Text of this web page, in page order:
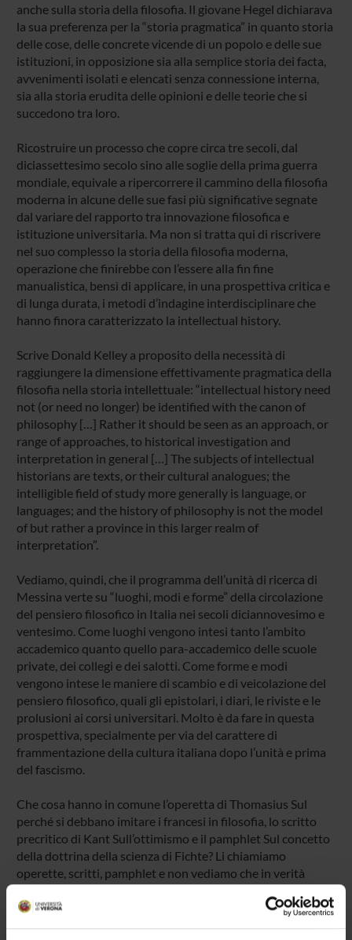
anche sulla storia della filosofia. Il giovane Hegel dichiarava
la sua preferenza per la “storia pragmatica” in quanto storia
delle cose, delle concrete vicende di un popolo e delle sue
istituzioni, in opposizione sia alla semplice storia dei facta,
avvenimenti isolati e elencati senza connessione interna,
sia alla storia erudita delle opinioni e delle teorie che si
succedono tra loro.
Ricostruire un processo che copre circa tre secoli, dal
diciassettesimo secolo sino alle soglie della prima guerra
mondiale, equivale a ripercorrere il cammino della filosofia
moderna in alcune delle sue fasi più significative segnate
dal variare del rapporto tra innovazione filosofica e
istituzione universitaria. Ma non si tratta qui di riscrivere
nel suo complesso la storia della filosofia moderna,
operazione che finirebbe con l’essere alla fin fine
manualistica, bensì di applicare, in una prospettiva critica e
di lunga durata, i metodi d’indagine interdisciplinare che
hanno finora caratterizzato la intellectual history.
Scrive Donald Kelley a proposito della necessità di
raggiungere la dimensione effettivamente pragmatica della
filosofia nella storia intellettuale: “intellectual history need
not (or need no longer) be identified with the canon of
philosophy […] Rather it should be seen as an approach, or
range of approaches, to historical investigation and
interpretation in general […] The subjects of intellectual
historians are texts, or their cultural analogues; the
intelligible field of study more generally is language, or
languages; and the history of philosophy is not the model
of but rather a province in this larger realm of
interpretation”.
Vediamo, quindi, che il programma dell’unità di ricerca di
Messina verte su “luoghi, modi e forme” della circolazione
del pensiero filosofico in Italia nei secoli diciannovesimo e
ventesimo. Come luoghi vengono intesi tanto l’ambito
accademico quanto quello para-accademico delle scuole
private, dei collegi e dei salotti. Come forme e modi
vengono intese le maniere di scambio e di veicolazione del
pensiero filosofico, quali gli epistolari, i diari, le riviste e le
prolusioni ai corsi universitari. Molto è da fare in questa
prospettiva, specialmente per via del carattere di
frammentazione della cultura italiana dopo l’unità e prima
del fascismo.
Che cosa hanno in comune l’operetta di Thomasius Sul
perché si debbano imitare i francesi in filosofia, lo scritto
precritico di Kant Sull’ottimismo e il pamphlet Sul concetto
della dottrina della scienza di Fichte? Li chiamiamo
operette, scritti, pamphlet e non vediamo che in verità
hanno una serie di caratteristiche che li fanno ricondurre a
un genere preciso di testi filosofici: i programmi accademici,
un genere letterario che questo progetto intende